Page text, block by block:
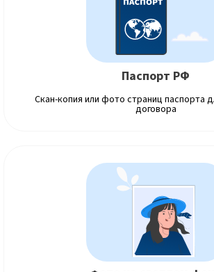
Паспорт РФ
Скан-копия или фото страниц паспорта
договора